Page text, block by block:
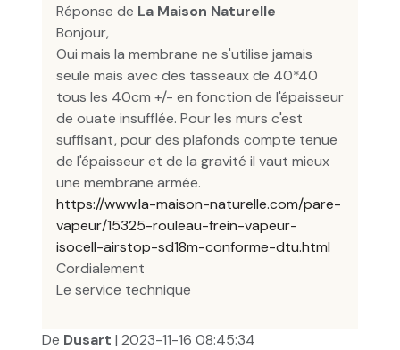
Réponse de La Maison Naturelle
Bonjour,
Oui mais la membrane ne s'utilise jamais
seule mais avec des tasseaux de 40*40
tous les 40cm +/- en fonction de l'épaisseur
de ouate insufflée. Pour les murs c'est
suffisant, pour des plafonds compte tenue
de l'épaisseur et de la gravité il vaut mieux
une membrane armée.
https://www.la-maison-naturelle.com/pare-
vapeur/15325-rouleau-frein-vapeur-
isocell-airstop-sd18m-conforme-dtu.html
Cordialement
Le service technique
De Dusart | 2023-11-16 08:45:34